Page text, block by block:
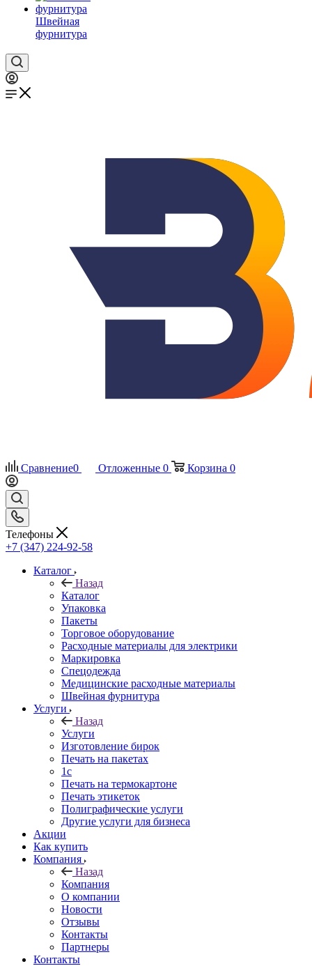
Швейная
фурнитура
Сравнение0 Отложенные 0 Корзина 0
Телефоны
+7 (347) 224-92-58
Каталог
Назад
Каталог
Упаковка
Пакеты
Торговое оборудование
Расходные материалы для электрики
Маркировка
Спецодежда
Медицинские расходные материалы
Швейная фурнитура
Услуги
Назад
Услуги
Изготовление бирок
Печать на пакетах
1c
Печать на термокартоне
Печать этикеток
Полиграфические услуги
Другие услуги для бизнеса
Акции
Как купить
Компания
Назад
Компания
О компании
Новости
Отзывы
Контакты
Партнеры
Контакты